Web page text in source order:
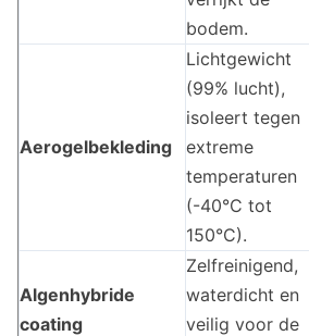
bodem.
Aerogelbekleding
Lichtgewicht
(99% lucht),
isoleert tegen
extreme
temperaturen
(-40°C tot
150°C).
Algenhybride
coating
Zelfreinigend,
waterdicht en
veilig voor de